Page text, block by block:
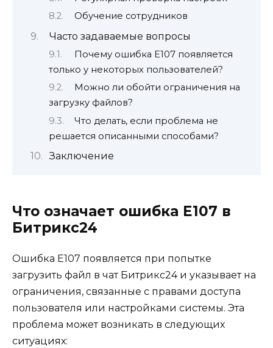
Обучение сотрудников
Часто задаваемые вопросы
Почему ошибка E107 появляется
только у некоторых пользователей?
Можно ли обойти ограничения на
загрузку файлов?
Что делать, если проблема не
решается описанными способами?
Заключение
Что означает ошибка E107 в
Битрикс24
Ошибка E107 появляется при попытке
загрузить файл в чат Битрикс24 и указывает на
ограничения, связанные с правами доступа
пользователя или настройками системы. Эта
проблема может возникать в следующих
ситуациях: